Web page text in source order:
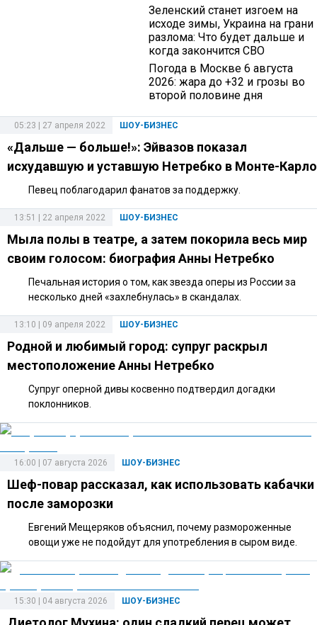
Зеленский станет изгоем на
исходе зимы, Украина на грани
разлома: Что будет дальше и
когда закончится СВО
Погода в Москве 6 августа
2026: жара до +32 и грозы во
второй половине дня
ШОУ-БИЗНЕС
05:23 | 27 апреля 2022
«Дальше — больше!»: Эйвазов показал
исхудавшую и уставшую Нетребко в Монте-Карло
Певец поблагодарил фанатов за поддержку.
ШОУ-БИЗНЕС
13:51 | 22 апреля 2022
Мыла полы в театре, а затем покорила весь мир
своим голосом: биография Анны Нетребко
Печальная история о том, как звезда оперы из России за
несколько дней «захлебнулась» в скандалах.
ШОУ-БИЗНЕС
13:10 | 09 апреля 2022
Родной и любимый город: супруг раскрыл
местоположение Анны Нетребко
Супруг оперной дивы косвенно подтвердил догадки
поклонников.
ШОУ-БИЗНЕС
16:00 | 07 августа 2026
Шеф-повар рассказал, как использовать кабачки
после заморозки
Евгений Мещеряков объяснил, почему размороженные
овощи уже не подойдут для употребления в сыром виде.
ШОУ-БИЗНЕС
15:30 | 04 августа 2026